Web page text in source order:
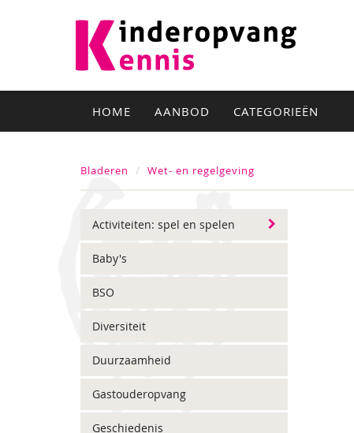
HOME AANBOD CATEGORIEËN
Bladeren Wet- en regelgeving
Activiteiten: spel en spelen
Baby's
BSO
Diversiteit
Duurzaamheid
Gastouderopvang
Geschiedenis